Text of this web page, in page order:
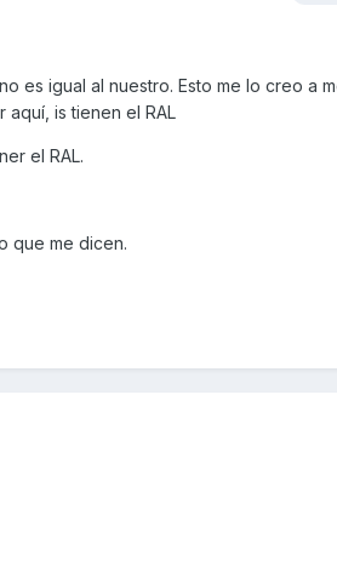
es igual al nuestro. Esto me lo creo a
is tienen el RAL
el RAL.
que me dicen.